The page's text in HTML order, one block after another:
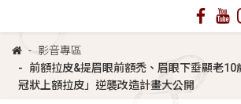
影音專區
前額拉皮&提眉眼前額禿、眉眼下垂顯老10
冠狀上額拉皮」逆襲改造計畫大公開